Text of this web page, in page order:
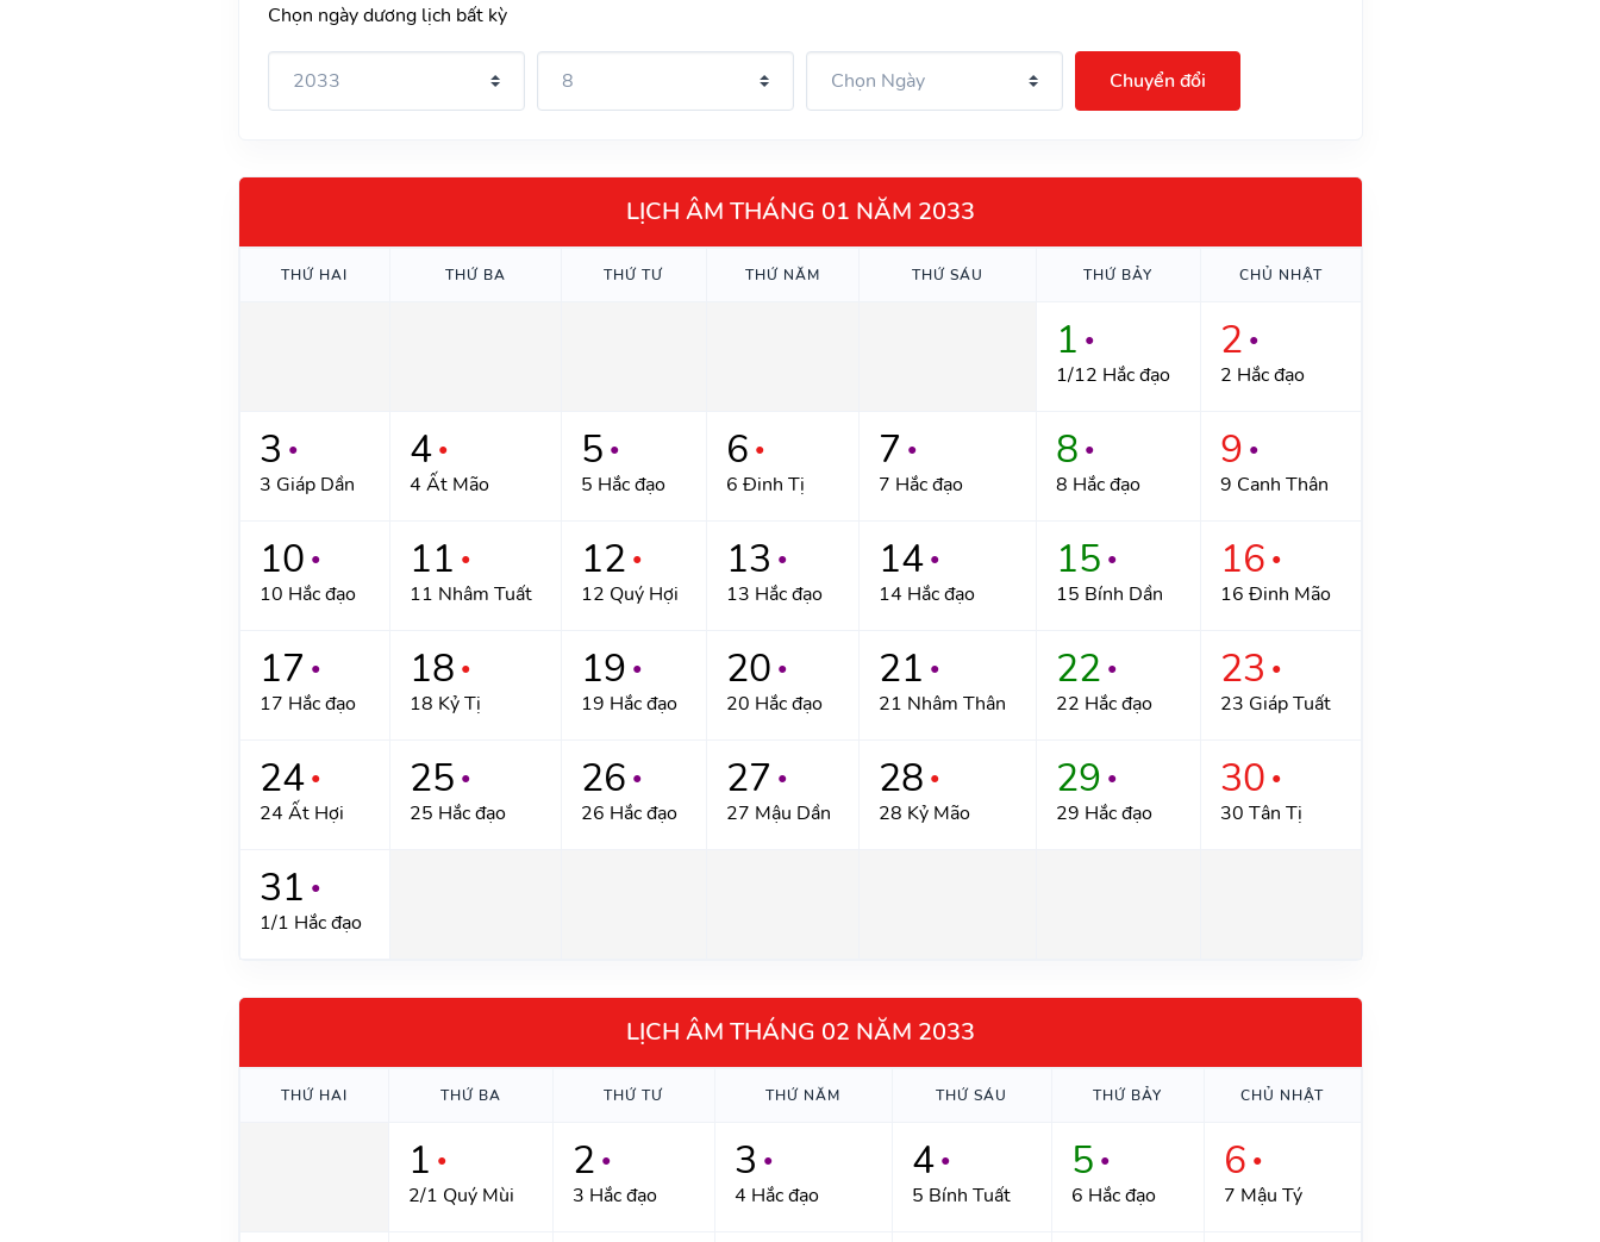
Chọn ngày dương lịch bất kỳ
Chuyển đổi
LỊCH ÂM THÁNG 01 NĂM 2033
THỨ HAI THỨ BA THỨ TƯ THỨ NĂM THỨ SÁU THỨ BẢY CHỦ NHẬT
1 ●
1/12 Hắc đạo
2 ●
2 Hắc đạo
3 ●
3 Giáp Dần
4 ●
4 Ất Mão
5 ●
5 Hắc đạo
6 ●
6 Đinh Tị
7 ●
7 Hắc đạo
8 ●
8 Hắc đạo
9 ●
9 Canh Thân
10 ●
10 Hắc đạo
11 ●
11 Nhâm Tuất
12 ●
12 Quý Hợi
13 ●
13 Hắc đạo
14 ●
14 Hắc đạo
15 ●
15 Bính Dần
16 ●
16 Đinh Mão
17 ●
17 Hắc đạo
18 ●
18 Kỷ Tị
19 ●
19 Hắc đạo
20 ●
20 Hắc đạo
21 ●
21 Nhâm Thân
22 ●
22 Hắc đạo
23 ●
23 Giáp Tuất
24 ●
24 Ất Hợi
25 ●
25 Hắc đạo
26 ●
26 Hắc đạo
27 ●
27 Mậu Dần
28 ●
28 Kỷ Mão
29 ●
29 Hắc đạo
30 ●
30 Tân Tị
31 ●
1/1 Hắc đạo
LỊCH ÂM THÁNG 02 NĂM 2033
THỨ HAI THỨ BA THỨ TƯ THỨ NĂM THỨ SÁU THỨ BẢY CHỦ NHẬT
1 ●
2/1 Quý Mùi
2 ●
3 Hắc đạo
3 ●
4 Hắc đạo
4 ●
5 Bính Tuất
5 ●
6 Hắc đạo
6 ●
7 Mậu Tý